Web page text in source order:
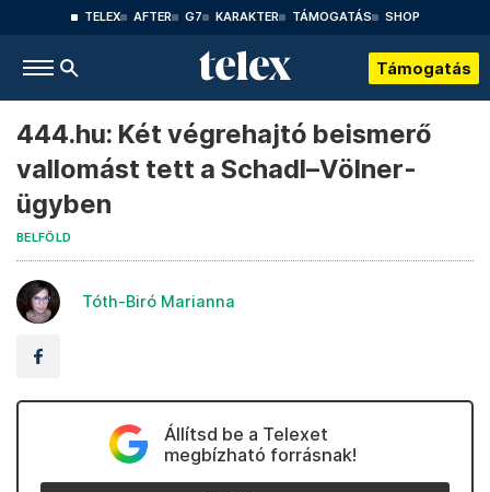
TELEX AFTER G7 KARAKTER TÁMOGATÁS SHOP
Támogatás
444.hu: Két végrehajtó beismerő
vallomást tett a Schadl–Völner-
ügyben
BELFÖLD
Tóth-Biró Marianna
Állítsd be a Telexet
megbízható forrásnak!